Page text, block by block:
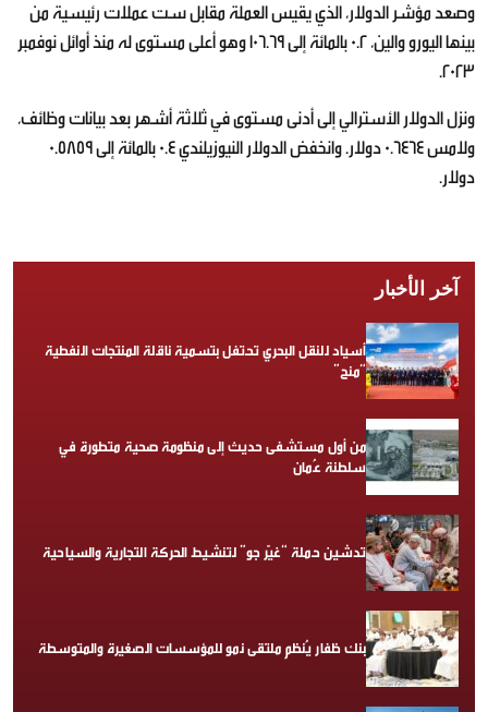
وصعد مؤشر الدولار، الذي يقيس العملة مقابل ست عملات رئيسية من
بينها اليورو والين، 0.2 بالمائة إلى 106.69 وهو أعلى مستوى له منذ أوائل نوفمبر
2023.
ونزل الدولار الأسترالي إلى أدنى مستوى في ثلاثة أشهر بعد بيانات وظائف،
ولامس 0.6464 دولار. وانخفض الدولار النيوزيلندي 0.4 بالمائة إلى 0.5859
دولار.
آخر الأخبار
أسياد للنقل البحري تحتفل بتسمية ناقلة المنتجات النفطية
“منح”
من أول مستشفى حديث إلى منظومة صحية متطورة في
سلطنة عُمان
تدشين حملة “غيّر جو” لتنشيط الحركة التجارية والسياحية
بنك ظفار يُنظم ملتقى نمو للمؤسسات الصغيرة والمتوسطة